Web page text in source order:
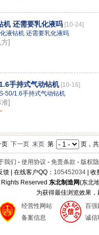
机 还需要乳化液吗 [10-24]
液钻机 还需要乳化液吗
]
手持式气动钻机 [10-16]
50/1.6手持式气动钻机
]
页下一页 末页 第 页，
我们 - 使用协议 - 免责条款 - 版权
馈 | 在线客户QQ： 105452034 |
Rights Reserved东北制造网(东北
为获得最佳浏览效果
经营性网站
备案信息
百强
诚信